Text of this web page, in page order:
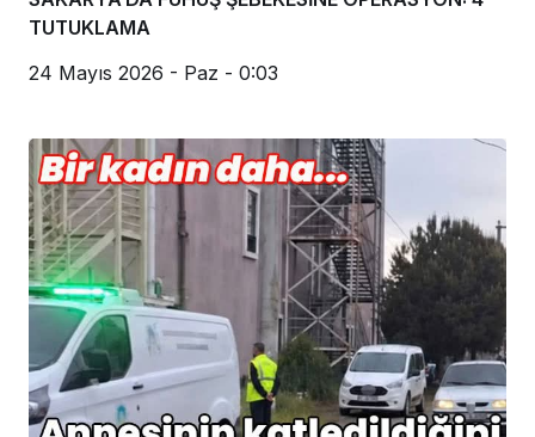
TUTUKLAMA
24 Mayıs 2026 - Paz - 0:03